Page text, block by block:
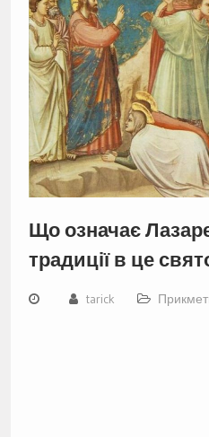
Що означає
традиції в це
tarick